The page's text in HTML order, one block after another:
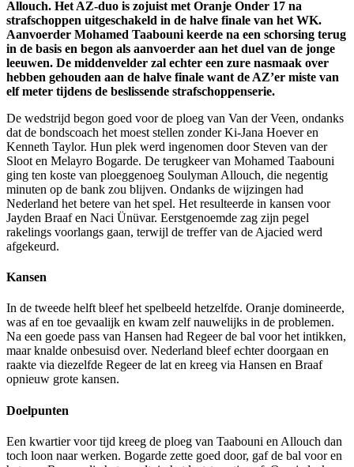
Allouch. Het AZ-duo is zojuist met Oranje Onder 17 na
strafschoppen uitgeschakeld in de halve finale van het WK.
Aanvoerder Mohamed Taabouni keerde na een schorsing terug
in de basis en begon als aanvoerder aan het duel van de jonge
leeuwen. De middenvelder zal echter een zure nasmaak over
hebben gehouden aan de halve finale want de AZ’er miste van
elf meter tijdens de beslissende strafschoppenserie.
De wedstrijd begon goed voor de ploeg van Van der Veen, ondanks
dat de bondscoach het moest stellen zonder Ki-Jana Hoever en
Kenneth Taylor. Hun plek werd ingenomen door Steven van der
Sloot en Melayro Bogarde. De terugkeer van Mohamed Taabouni
ging ten koste van ploeggenoeg Soulyman Allouch, die negentig
minuten op de bank zou blijven. Ondanks de wijzingen had
Nederland het betere van het spel. Het resulteerde in kansen voor
Jayden Braaf en Naci Ünüvar. Eerstgenoemde zag zijn pegel
rakelings voorlangs gaan, terwijl de treffer van de Ajacied werd
afgekeurd.
Kansen
In de tweede helft bleef het spelbeeld hetzelfde. Oranje domineerde,
was af en toe gevaalijk en kwam zelf nauwelijks in de problemen.
Na een goede pass van Hansen had Regeer de bal voor het intikken,
maar knalde onbesuisd over. Nederland bleef echter doorgaan en
raakte via diezelfde Regeer de lat en kreeg via Hansen en Braaf
opnieuw grote kansen.
Doelpunten
Een kwartier voor tijd kreeg de ploeg van Taabouni en Allouch dan
toch loon naar werken. Bogarde zette goed door, gaf de bal voor en